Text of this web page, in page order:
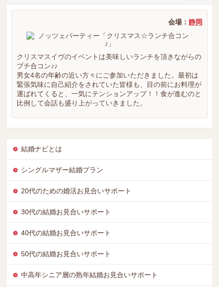
会場： 静岡
クリスマスイヴのイベントは美味しいランチを頂きながらの
プチ合コン♪♪
男女4名の年齢の近い方々にご参加いただきました。最初は
緊張気味に自己紹介をされていた皆様も、目の前にお料理が
運ばれてくると、一気にテンションアップ！！食が進むのと
比例して会話も盛り上がっていきました。
結婚ナビとは
シングルマザー結婚プラン
20代のための婚活お見合いサポート
30代の結婚お見合いサポート
40代の結婚お見合いサポート
50代の結婚お見合いサポート
中高年シニア層の熟年結婚お見合いサポート